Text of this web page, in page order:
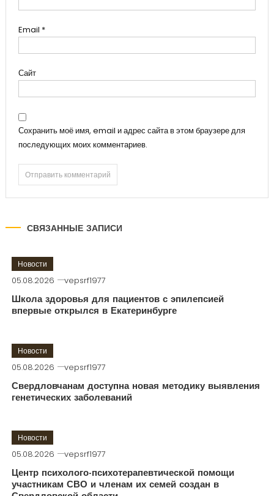
Email *
Сайт
Сохранить моё имя, email и адрес сайта в этом браузере для
последующих моих комментариев.
СВЯЗАННЫЕ ЗАПИСИ
Новости
05.08.2026 vepsrf1977
Школа здоровья для пациентов с эпилепсией
впервые открылся в Екатеринбурге
Новости
05.08.2026 vepsrf1977
Свердловчанам доступна новая методику выявления
генетических заболеваний
Новости
05.08.2026 vepsrf1977
Центр психолого-психотерапевтической помощи
участникам СВО и членам их семей создан в